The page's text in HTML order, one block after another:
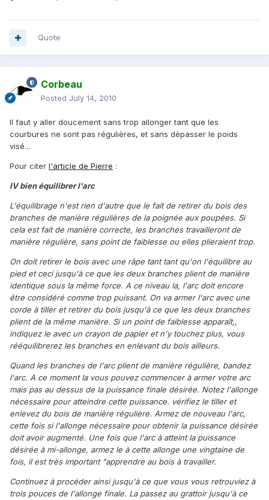
Quote
Corbeau
Posted July 14, 2010
Il faut y aller doucement sans trop allonger tant que les
courbures ne sont pas régulières, et sans dépasser le poids
visé...
Pour citer l'article de Pierre :
IV bien équilibrer l'arc
L'équilibrage n'est rien d'autre que le fait de retirer du bois des
branches de manière régulières de la poignée aux poupées. Si
cela est fait de manière correcte, les branches travailleront de
manière régulière, sans point de faiblesse ou elles plieraient trop.
On doit retirer le bois avec une râpe tant tant qu'on l'équilibre au
pied et ceci jusqu'à ce que les deux branches plient de manière
identique sous la même force. A ce niveau la, l'arc doit encore
être considéré comme trop puissant. On va armer l'arc avec une
corde à tiller et retirer du bois jusqu'à ce que les deux branches
plient de la même manière. Si un point de faiblesse apparaît,,
indiquez le avec un crayon de papier et n'y touchez plus, vous
rééquilibrerez les branches en enlevant du bois ailleurs.
Quand les branches de l'arc plient de manière régulière, bandez
l'arc. A ce moment la vous pouvez commencer à armer votre arc
mais pas au dessus de la puissance finale désirée. Notez l'allonge
nécessaire pour atteindre cette puissance. vérifiez le tiller et
enlevez du bois de manière régulière. Armez de nouveau l'arc,
cette fois si l'allonge nécessaire pour obtenir la puissance désirée
doit avoir augmenté. Une fois que l'arc à atteint la puissance
désirée à mi-allonge, armez le à cette allonge une vingtaine de
fois, il est très important "apprendre au bois à travailler.
Continuez à procéder ainsi jusqu'à ce que vous vous retrouviez à
trois pouces de l'allonge finale. La passez au grattoir jusqu'à ce